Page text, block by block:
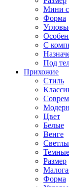
Мини
Форма
С
Под
Прихожие
Стиль
Модерн
Цвет
Белые
Венге
Темные
Размер
Форма